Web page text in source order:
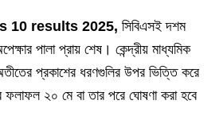
10 results 2025, সিবিএসই দশম
পালা প্রায় শেষ। কেন্দ্রীয় মাধ্যমিক
প্রকাশের ধরণগুলির উপর ভিত্তি করে
ফলাফল ২০ মে বা তার পরে ঘোষণা করা হবে